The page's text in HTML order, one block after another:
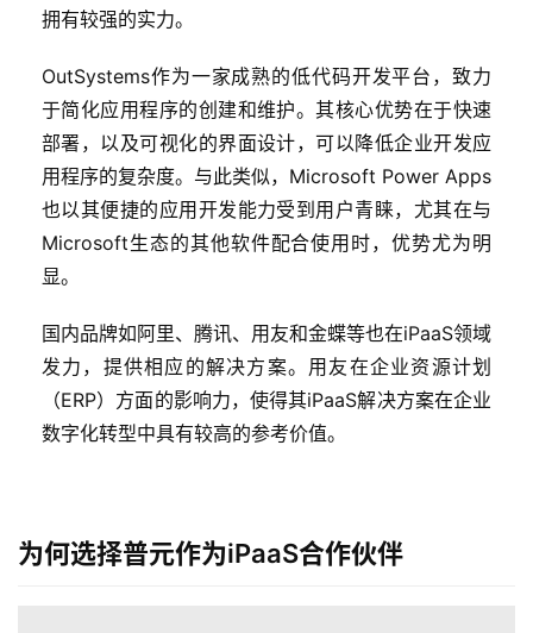
拥有较强的实力。
OutSystems作为一家成熟的低代码开发平台，致力
于简化应用程序的创建和维护。其核心优势在于快速
部署，以及可视化的界面设计，可以降低企业开发应
用程序的复杂度。与此类似，Microsoft Power Apps
也以其便捷的应用开发能力受到用户青睐，尤其在与
Microsoft生态的其他软件配合使用时，优势尤为明
显。
国内品牌如阿里、腾讯、用友和金蝶等也在iPaaS领域
发力，提供相应的解决方案。用友在企业资源计划
（ERP）方面的影响力，使得其iPaaS解决方案在企业
数字化转型中具有较高的参考价值。
为何选择普元作为iPaaS合作伙伴